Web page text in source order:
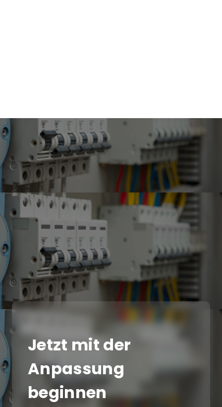
Jetzt mit der
Anpassung
beginnen